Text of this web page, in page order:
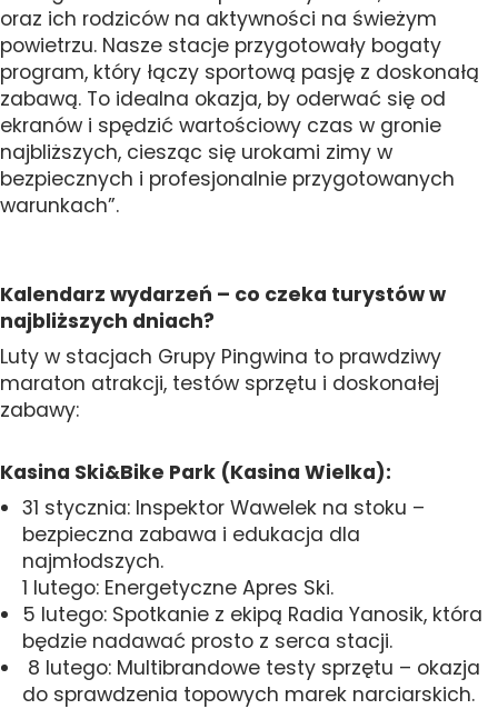
oraz ich rodziców na aktywności na świeżym
powietrzu. Nasze stacje przygotowały bogaty
program, który łączy sportową pasję z doskonałą
zabawą. To idealna okazja, by oderwać się od
ekranów i spędzić wartościowy czas w gronie
najbliższych, ciesząc się urokami zimy w
bezpiecznych i profesjonalnie przygotowanych
warunkach”.
Kalendarz wydarzeń – co czeka turystów w
najbliższych dniach?
Luty w stacjach Grupy Pingwina to prawdziwy
maraton atrakcji, testów sprzętu i doskonałej
zabawy:
Kasina Ski&Bike Park (Kasina Wielka):
31 stycznia: Inspektor Wawelek na stoku –
bezpieczna zabawa i edukacja dla
najmłodszych.
1 lutego: Energetyczne Apres Ski.
5 lutego: Spotkanie z ekipą Radia Yanosik, która
będzie nadawać prosto z serca stacji.
8 lutego: Multibrandowe testy sprzętu – okazja
do sprawdzenia topowych marek narciarskich.